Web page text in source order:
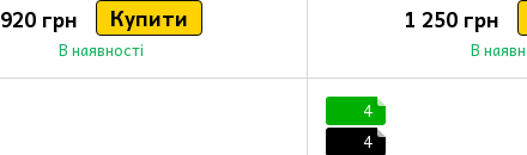
920 грн Купити
В наявності
1 250 грн
В
4
4